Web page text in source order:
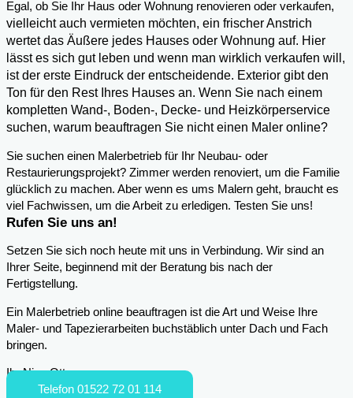
Egal, ob Sie Ihr Haus oder Wohnung renovieren oder verkaufen,
vielleicht auch vermieten möchten, ein frischer Anstrich
wertet das Äußere jedes Hauses oder Wohnung auf. Hier
lässt es sich gut leben und wenn man wirklich verkaufen will,
ist der erste Eindruck der entscheidende. Exterior gibt den
Ton für den Rest Ihres Hauses an. Wenn Sie nach einem
kompletten Wand-, Boden-, Decke- und Heizkörperservice
suchen, warum beauftragen Sie nicht einen Maler online?
Sie suchen einen Malerbetrieb für Ihr Neubau- oder
Restaurierungsprojekt? Zimmer werden renoviert, um die Familie
glücklich zu machen. Aber wenn es ums Malern geht, braucht es
viel Fachwissen, um die Arbeit zu erledigen. Testen Sie uns!
Rufen Sie uns an!
Setzen Sie sich noch heute mit uns in Verbindung. Wir sind an
Ihrer Seite, beginnend mit der Beratung bis nach der
Fertigstellung.
Ein Malerbetrieb online beauftragen ist die Art und Weise Ihre
Maler- und Tapezierarbeiten buchstäblich unter Dach und Fach
bringen.
Ihr Nico Otto
Telefon 01522 72 01 114